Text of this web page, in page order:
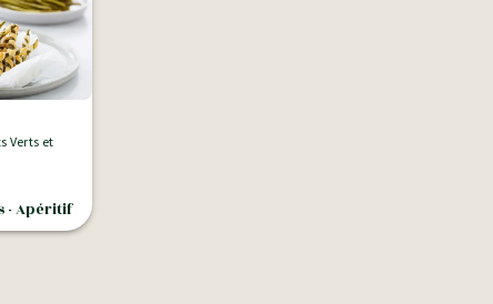
Verts et
- Apéritif